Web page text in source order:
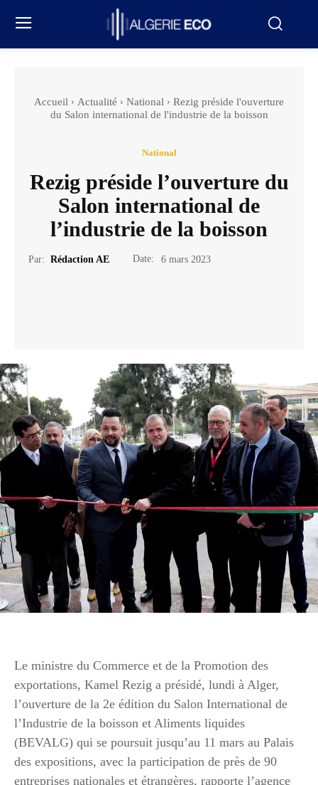
Accueil Actualité National
Rezig préside l'ouverture
du Salon international de l'industrie de la boisson
National
Rezig préside l’ouverture du
Salon international de
l’industrie de la boisson
Par: Rédaction AE Date: 6 mars 2023
Le ministre du Commerce et de la Promotion des
exportations, Kamel Rezig a présidé, lundi à Alger,
l’ouverture de la 2e édition du Salon International de
l’Industrie de la boisson et Aliments liquides
(BEVALG) qui se poursuit jusqu’au 11 mars au Palais
des expositions, avec la participation de près de 90
entreprises nationales et étrangères, rapporte l’agence